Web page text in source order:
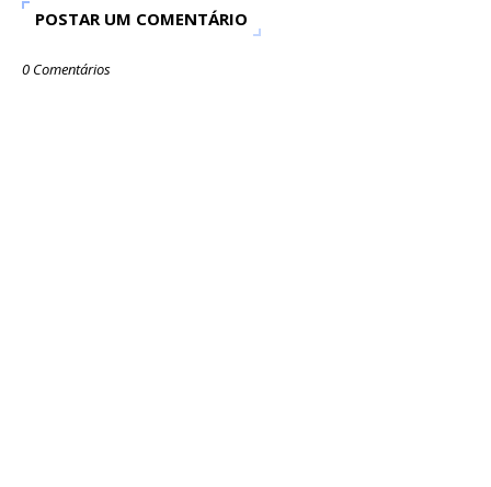
POSTAR UM COMENTÁRIO
0 Comentários